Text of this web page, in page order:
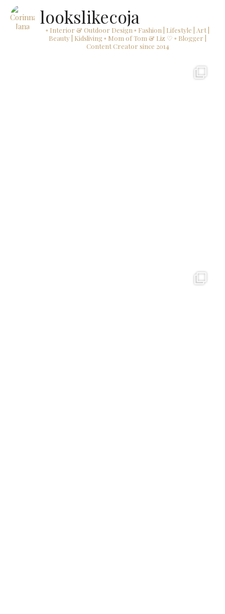
lookslikecoja
▫ Interior & Outdoor Design ▫ Fashion | Lifestyle | Art |
Beauty | Kidsliving▫ Mom of Tom & Liz ♡ ▫ Blogger |
Content Creator since 2014